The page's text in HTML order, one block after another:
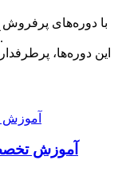
با دوره‌های پرفروش
آن‌ها را انتخاب کرده‌اند و نتایج واقعی گرفته‌اند.
این دوره‌ها،
آموزش